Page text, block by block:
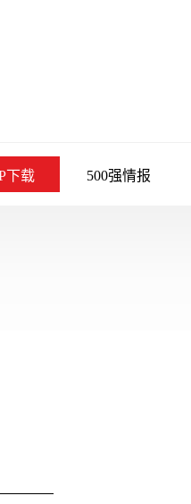
下载 500强情报